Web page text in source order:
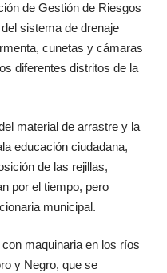
de Gestión de Riesgos
sistema de drenaje
cunetas y cámaras
diferentes distritos de la
material de arrastre y la
educación ciudadana,
de las rejillas,
por el tiempo, pero
municipal.
maquinaria en los ríos
y Negro, que se